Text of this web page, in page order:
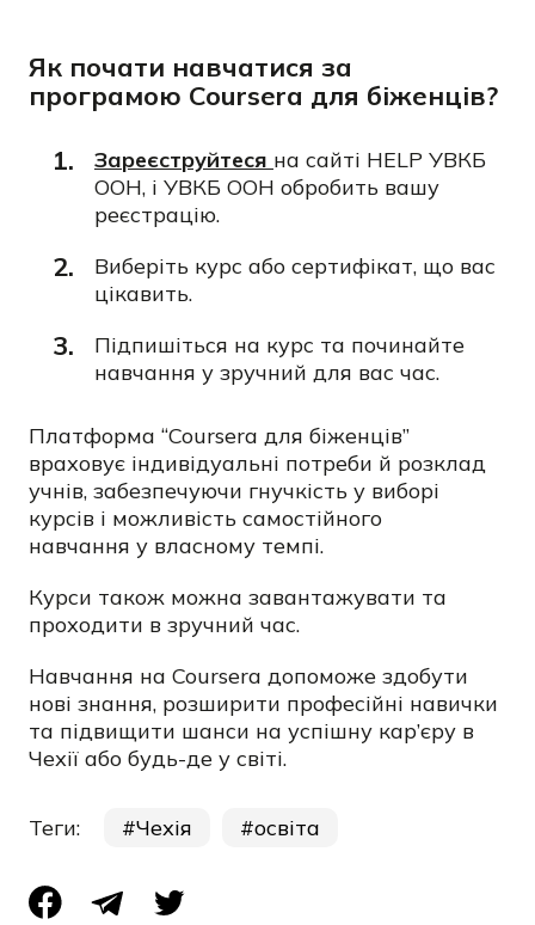
Як почати навчатися за
програмою Coursera для біженців?
Зареєструйтеся на сайті HELP УВКБ
ООН, і УВКБ ООН обробить вашу
реєстрацію.
Виберіть курс або сертифікат, що вас
цікавить.
Підпишіться на курс та починайте
навчання у зручний для вас час.
Платформа “Coursera для біженців”
враховує ​індивідуальні потреби й розклад
учнів, ​забезпечуючи гнучкість у виборі
курсів і ​можливість самостійного
навчання у власному ​темпі.
Курси також можна завантажувати та
проходити ​в зручний час.
Навчання на Coursera допоможе здобути
нові знання, розширити професійні навички
та підвищити шанси на успішну кар’єру в
Чехії або будь-де у світі.
Теги: Чехія освіта